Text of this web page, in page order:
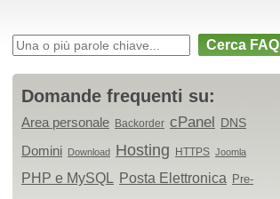
Cerca FAQ
Domande frequenti su:
Area personale Backorder cPanel DNS
Domini Download Hosting HTTPS Joomla
PHP e MySQL Posta Elettronica Pre-